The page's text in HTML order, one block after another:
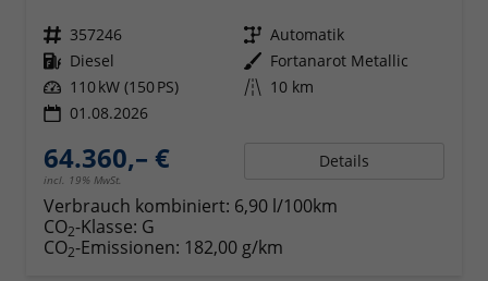
Fahrzeugnr. 357246 Getriebe Automatik
Kraftstoff Diesel Außenfarbe Fortanarot Metallic
Leistung 110 kW (150 PS) Kilometerstand 10 km
01.08.2026
64.360,– €
incl. 19% MwSt.
Details
Verbrauch kombiniert: 6,90 l/100km
CO2-Klasse: G
CO2-Emissionen: 182,00 g/km